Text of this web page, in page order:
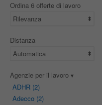
Ordina 6 offerte di lavoro
Rilevanza
Distanza
Automatica
Agenzie per il lavoro
ADHR(2)
Adecco(2)